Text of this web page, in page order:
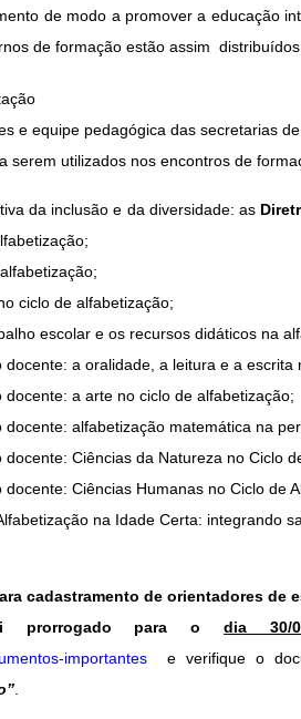
de modo a promover a educação
de formação estão assim
e equipe pedagógica das secretarias
serem utilizados nos encontros de
da inclusão e da diversidade: as
ciclo de alfabetização;
escolar e os recursos didáticos na
docente: a oralidade, a leitura e a escrita
a arte no ciclo de alfabetização;
docente: alfabetização matemática na
Ciências da Natureza no Ciclo
Ciências Humanas no Ciclo de
na Idade Certa: integrando
cadastramento de orientadores de
prorrogado para odia 30/
importantes e verifique o